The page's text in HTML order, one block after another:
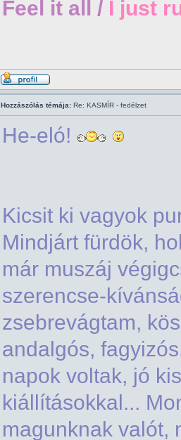
Feel it all / I just
Hozzászólás témája: Re: KASMÍR - fedélzet
He-eló!
Kicsit ki vagyok
Mindjárt fürdök,
már muszáj
szerencse-
zsebrevágtam,
andalgós,
napok voltak, jó
kiállításokkal...
magunknak valót,